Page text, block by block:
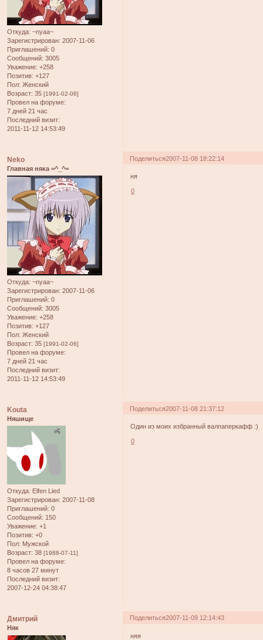
Откуда: ~nyaa~
Зарегистрирован: 2007-11-06
Приглашений: 0
Сообщений: 3005
Уважение: +258
Позитив: +127
Пол: Женский
Возраст: 35 [1991-02-06]
Провел на форуме:
7 дней 21 час
Последний визит:
2011-11-12 14:53:49
Поделиться2007-11-08 18:22:14
Neko
Главная няка =^_^=
Откуда: ~nyaa~
Зарегистрирован: 2007-11-06
Приглашений: 0
Сообщений: 3005
Уважение: +258
Позитив: +127
Пол: Женский
Возраст: 35 [1991-02-06]
Провел на форуме:
7 дней 21 час
Последний визит:
2011-11-12 14:53:49
ня
0
Поделиться2007-11-08 21:37:12
Kouta
Няшище
Откуда: Elfen Lied
Зарегистрирован: 2007-11-08
Приглашений: 0
Сообщений: 150
Уважение: +1
Позитив: +0
Пол: Мужской
Возраст: 38 [1988-07-11]
Провел на форуме:
8 часов 27 минут
Последний визит:
2007-12-24 04:38:47
Один из моих избранный валпаперкафф :)
0
Поделиться2007-11-09 12:14:43
Дмитрий
Няк
няя